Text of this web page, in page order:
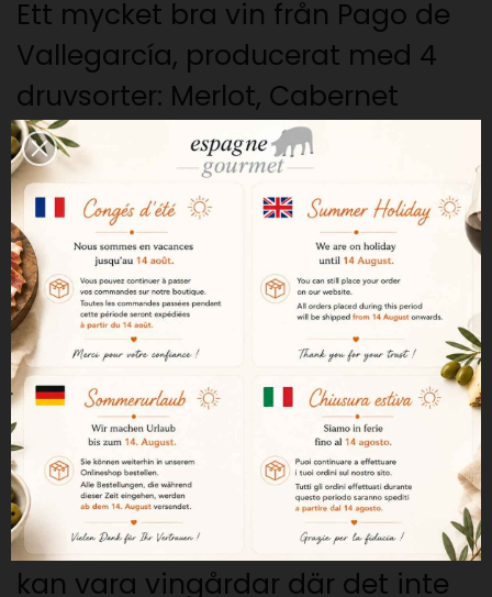
Ett mycket bra vin från Pago de
Vallegarcía, producerat med 4
druvsorter: Merlot, Cabernet
Sauvignon, Petit Verdot och
Cabernet Franc, som ger ett
perfekt, balanserat och
harmoniskt vin.
Vinet lagras i 12 månader på
ekfat och därefter ytterligare 18
månader i källaren.
Resultatet är ett av våra
favoritviner.
Ett Vino de Pago är ett vin med
exceptionella egenskaper. Det
kan vara vingårdar där det inte